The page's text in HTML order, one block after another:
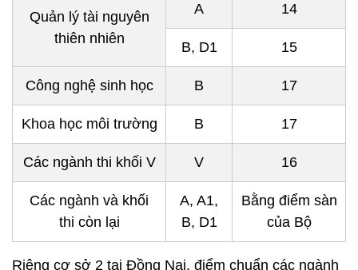
Quản lý tài nguyên
thiên nhiên
A 14
B, D1 15
Công nghệ sinh học B 17
Khoa học môi trường B 17
Các ngành thi khối V V 16
Các ngành và khối
thi còn lại
A, A1,
B, D1
Bằng điểm sàn
của Bộ
Riêng cơ sở 2 tại Đồng Nai, điểm chuẩn các ngành